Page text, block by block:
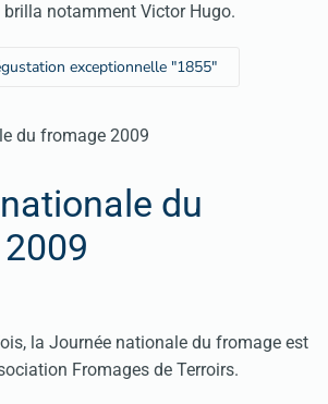
brilla notamment Victor Hugo.
exceptionnelle "1855"
du
la Journée nationale du fromage est
Fromages de Terroirs.